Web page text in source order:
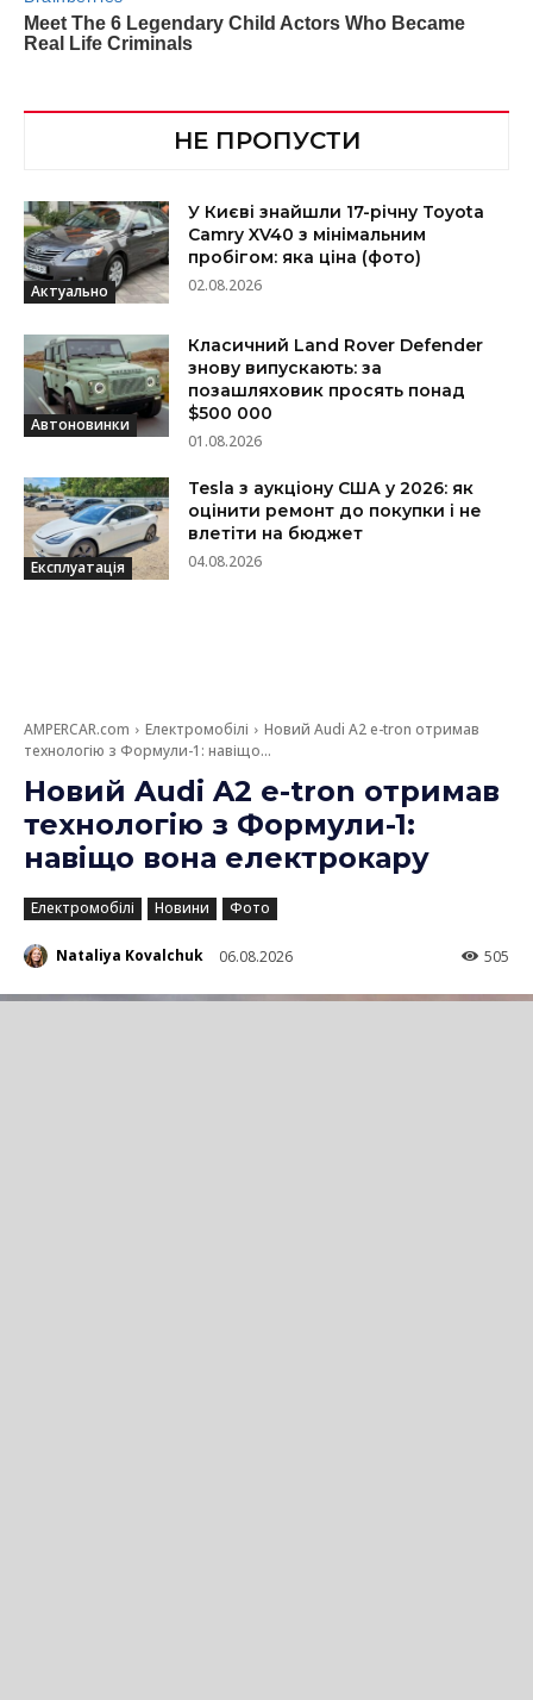
НЕ ПРОПУСТИ
Актуально
У Києві знайшли 17-річну Toyota
Camry XV40 з мінімальним
пробігом: яка ціна (фото)
02.08.2026
Автоновинки
Класичний Land Rover Defender
знову випускають: за
позашляховик просять понад
$500 000
01.08.2026
Експлуатація
Tesla з аукціону США у 2026: як
оцінити ремонт до покупки і не
влетіти на бюджет
04.08.2026